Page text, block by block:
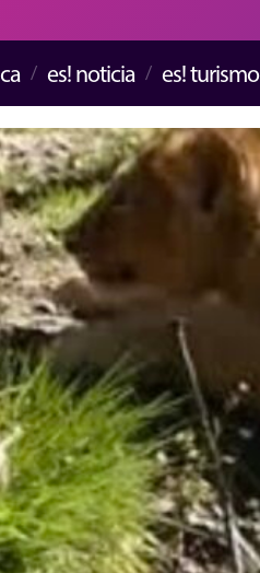
es! noticia es! turismo